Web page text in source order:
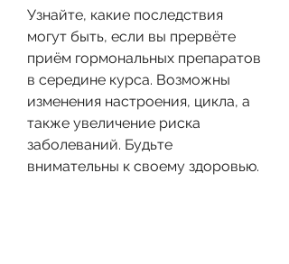
Узнайте, какие последствия
могут быть, если вы прервёте
приём гормональных препаратов
в середине курса. Возможны
изменения настроения, цикла, а
также увеличение риска
заболеваний. Будьте
внимательны к своему здоровью.